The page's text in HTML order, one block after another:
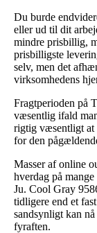
Du burde
eller ud til dit
mindre prisbillig,
prisbilligste
selv, men det
virksomhedens
Fragtperioden på
væsentlig ifald
rigtig væsentligt at
for den
Masser af online
hverdag på
Ju. Cool Gray
tidligere end et
sandsynligt kan
fyraften.